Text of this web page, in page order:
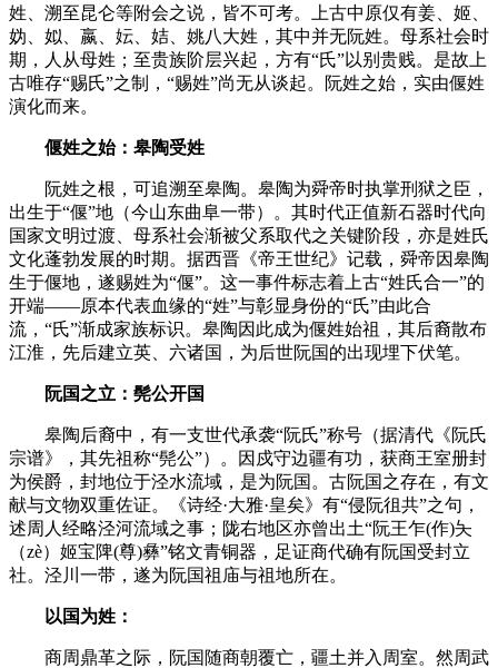
姓、溯至昆仑等附会之说，皆不可考。上古中原仅有姜、姬、
妫、姒、嬴、妘、姞、姚八大姓，其中并无阮姓。母系社会时
期，人从母姓；至贵族阶层兴起，方有“氏”以别贵贱。是故上
古唯存“赐氏”之制，“赐姓”尚无从谈起。阮姓之始，实由偃姓
演化而来。
偃姓之始：皋陶受姓
阮姓之根，可追溯至皋陶。皋陶为舜帝时执掌刑狱之臣，
出生于“偃”地（今山东曲阜一带）。其时代正值新石器时代向
国家文明过渡、母系社会渐被父系取代之关键阶段，亦是姓氏
文化蓬勃发展的时期。据西晋《帝王世纪》记载，舜帝因皋陶
生于偃地，遂赐姓为“偃”。这一事件标志着上古“姓氏合一”的
开端——原本代表血缘的“姓”与彰显身份的“氏”由此合
流，“氏”渐成家族标识。皋陶因此成为偃姓始祖，其后裔散布
江淮，先后建立英、六诸国，为后世阮国的出现埋下伏笔。
阮国之立：髡公开国
皋陶后裔中，有一支世代承袭“阮氏”称号（据清代《阮氏
宗谱》，其先祖称“髡公”）。因戍守边疆有功，获商王室册封
为侯爵，封地位于泾水流域，是为阮国。古阮国之存在，有文
献与文物双重佐证。《诗经·大雅·皇矣》有“侵阮徂共”之句，
述周人经略泾河流域之事；陇右地区亦曾出土“阮王乍(作)夨
（zè）姬宝陴(尊)彝”铭文青铜器，足证商代确有阮国受封立
社。泾川一带，遂为阮国祖庙与祖地所在。
以国为姓：
商周鼎革之际，阮国随商朝覆亡，疆土并入周室。然周武